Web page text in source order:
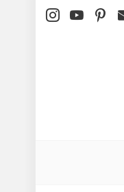
본문 바로가기